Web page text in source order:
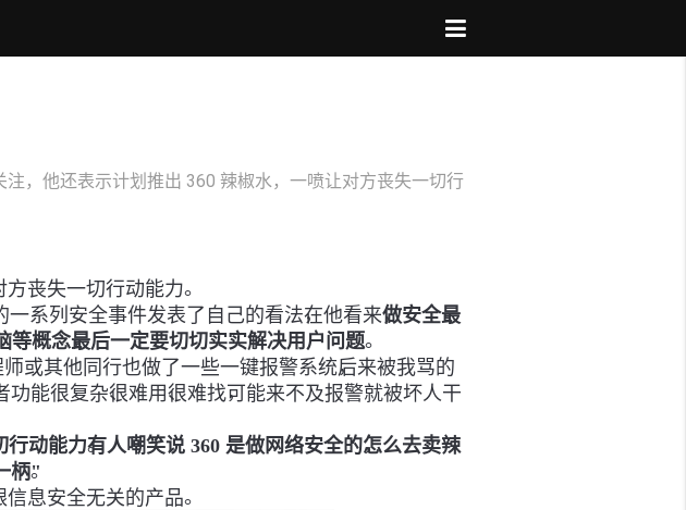
，他还表示计划推出 360 辣椒水，一喷让对方丧失一切行
方丧失一切行动能力。
一系列安全事件发表了自己的看法，
在他看来，
做安全最
等概念，
最后一定要切切实实解决用户问题。
或其他同行也做了一些一键报警系统，
后来被我骂的
功能很复杂、
很难用、
很难找，
可能来不及报警就被坏人干
行动能力。
有人嘲笑说 360 是做网络安全的，
怎么去卖辣
柄。
"
信息安全无关的产品。